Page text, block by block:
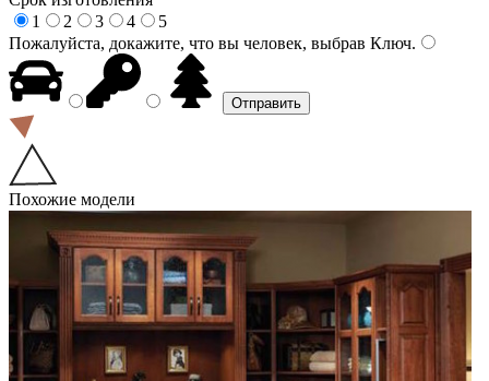
1
2 3 4
5
Пожалуйста, докажите, что вы человек, выбрав Ключ.
Похожие модели